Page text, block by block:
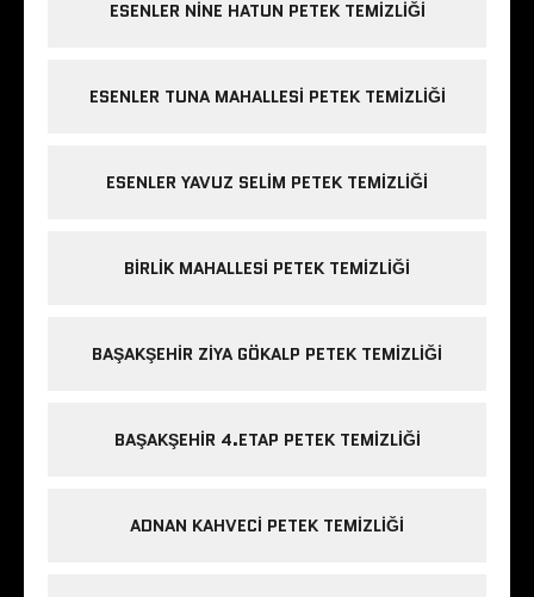
ESENLER NINE HATUN PETEK TEMIZLIĞI
ESENLER TUNA MAHALLESI PETEK TEMIZLIĞI
ESENLER YAVUZ SELIM PETEK TEMIZLIĞI
BIRLIK MAHALLESI PETEK TEMIZLIĞI
BAŞAKŞEHIR ZIYA GÖKALP PETEK TEMIZLIĞI
BAŞAKŞEHIR 4.ETAP PETEK TEMIZLIĞI
ADNAN KAHVECI PETEK TEMIZLIĞI